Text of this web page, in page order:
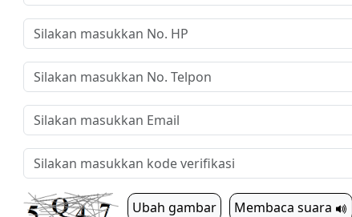
Ubah gambar Membaca suara